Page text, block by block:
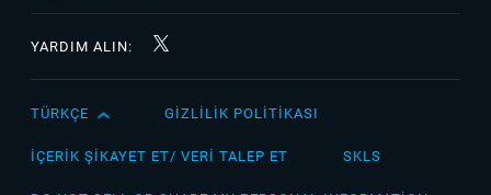
YARDIM ALIN:
English
Čeština
TÜRKÇE GIZLILIK POLITIKASI
İÇERIK ŞIKAYET ET/ VERI TALEP ET SKLS